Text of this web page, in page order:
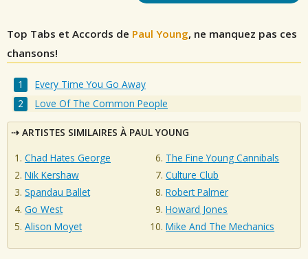
Top Tabs et Accords de Paul Young, ne manquez pas ces
chansons!
Every Time You Go Away
Love Of The Common People
ARTISTES SIMILAIRES À PAUL YOUNG
Chad Hates George
Nik Kershaw
Spandau Ballet
Go West
Alison Moyet
The Fine Young Cannibals
Culture Club
Robert Palmer
Howard Jones
Mike And The Mechanics